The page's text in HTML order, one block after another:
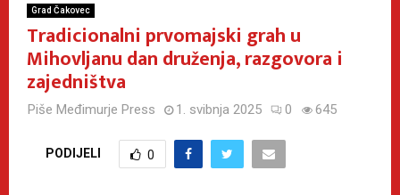
Grad Čakovec
Tradicionalni prvomajski grah u
Mihovljanu dan druženja, razgovora i
zajedništva
Piše Međimurje Press 1. svibnja 2025 0 645
PODIJELI 0